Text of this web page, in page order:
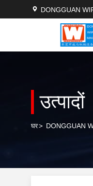
DONGGUAN
उत्पादों
घर> DONGGUAN